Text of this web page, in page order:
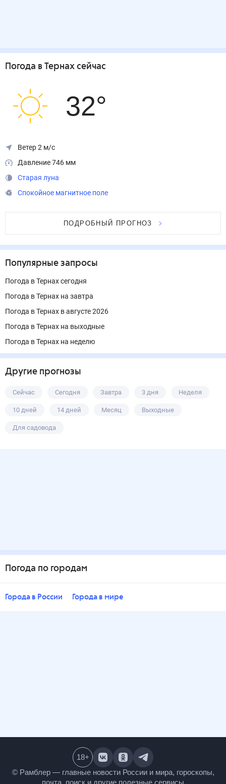
Погода в Тернах сейчас
32°
Ветер 2 м/с
Давление 746 мм
Старая луна
Спокойное магнитное поле
ПОДРОБНЫЙ ПРОГНОЗ
Популярные запросы
Погода в Тернах сегодня
Погода в Тернах на завтра
Погода в Тернах в августе 2026
Погода в Тернах на выходные
Погода в Тернах на неделю
Другие прогнозы
Сейчас Сегодня Завтра 3 дня Неделя
10 дней 14 дней Месяц Выходные
Для садовода
Погода по городам
Города в России Города в мире
© Рамблер — главные новости России и мира,
18+